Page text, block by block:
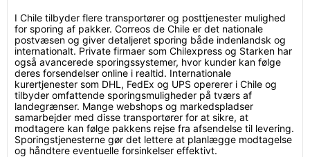
I Chile tilbyder flere transportører og posttjenester mulighed
for sporing af pakker. Correos de Chile er det nationale
postvæsen og giver detaljeret sporing både indenlandsk og
internationalt. Private firmaer som Chilexpress og Starken har
også avancerede sporingssystemer, hvor kunder kan følge
deres forsendelser online i realtid. Internationale
kurertjenester som DHL, FedEx og UPS opererer i Chile og
tilbyder omfattende sporingsmuligheder på tværs af
landegrænser. Mange webshops og markedspladser
samarbejder med disse transportører for at sikre, at
modtagere kan følge pakkens rejse fra afsendelse til levering.
Sporingstjenesterne gør det lettere at planlægge modtagelse
og håndtere eventuelle forsinkelser effektivt.